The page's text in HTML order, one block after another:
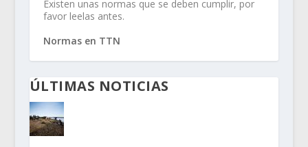
Existen unas normas que se deben cumplir, por
favor leelas antes.
Normas en TTN
ÚLTIMAS NOTICIAS